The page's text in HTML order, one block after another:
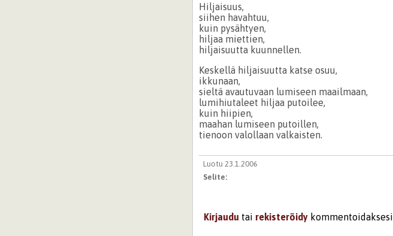
Hiljaisuus,
siihen havahtuu,
kuin pysähtyen,
hiljaa miettien,
hiljaisuutta kuunnellen.
Keskellä hiljaisuutta katse osuu,
ikkunaan,
sieltä avautuvaan lumiseen maailmaan,
lumihiutaleet hiljaa putoilee,
kuin hiipien,
maahan lumiseen putoillen,
tienoon valollaan valkaisten.
Luotu 23.1.2006
Selite:
Kirjaudu tai rekisteröidy kommentoidaksesi